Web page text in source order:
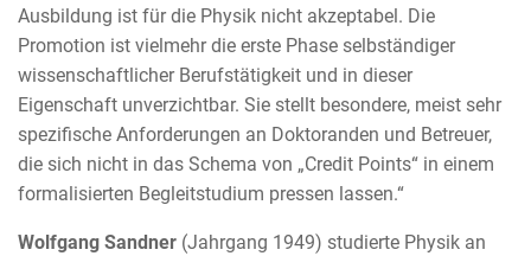
Ausbildung ist für die Physik nicht akzeptabel. Die
Promotion ist vielmehr die erste Phase selbständiger
wissenschaftlicher Berufstätigkeit und in dieser
Eigenschaft unverzichtbar. Sie stellt besondere, meist sehr
spezifische Anforderungen an Doktoranden und Betreuer,
die sich nicht in das Schema von „Credit Points“ in einem
formalisierten Begleitstudium pressen lassen.“
Wolfgang Sandner (Jahrgang 1949) studierte Physik an